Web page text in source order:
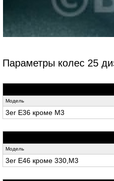
Параметры колес 25
Модель
3er E36 кроме M3
Модель
3er E46 кроме 330,M3